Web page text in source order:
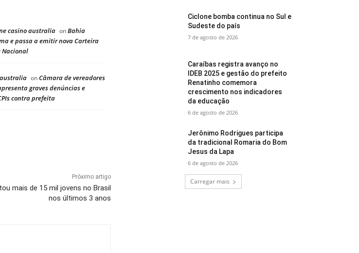
casino australia onBahia
e passa a emitir nova Carteira
Nacional
onCâmara de vereadores
graves denúncias e
contra prefeita
Próximo artigo
mais de 15 mil jovens no Brasil
nos últimos 3 anos
Ciclone bomba continua no Sul e
Sudeste do país
7 de agosto de 2026
Caraíbas registra avanço no
IDEB 2025 e gestão do prefeito
Renatinho comemora
crescimento nos indicadores
da educação
6 de agosto de 2026
Jerônimo Rodrigues participa
da tradicional Romaria do Bom
Jesus da Lapa
6 de agosto de 2026
Carregar mais